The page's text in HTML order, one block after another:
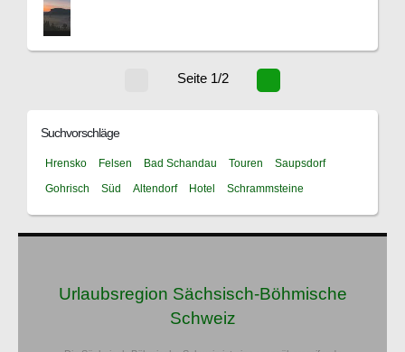
Seite 1/2
Suchvorschläge
Hrensko Felsen Bad Schandau Touren
Saupsdorf
Gohrisch
Süd Altendorf Hotel Schrammsteine
Urlaubsregion Sächsisch-Böhmische
Schweiz